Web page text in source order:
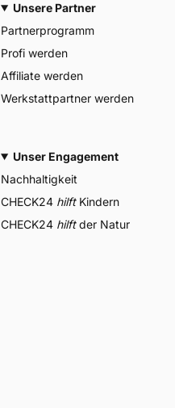
Unsere Partner
Partnerprogramm
Profi werden
Affiliate werden
Werkstattpartner werden
Unser Engagement
Nachhaltigkeit
CHECK24 hilftKindern
CHECK24 hilftder Natur